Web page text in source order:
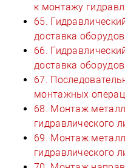
к монтажу
65.
доставка
66.
доставка
67.
монтажных
68. Монтаж
гидравлического
69. Монтаж
гидравлического